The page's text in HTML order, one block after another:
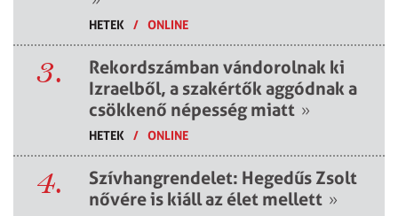
HETEK / ONLINE
3.
Rekordszámban vándorolnak ki
Izraelből, a szakértők aggódnak a
csökkenő népesség miatt »
HETEK / ONLINE
4.
Szívhangrendelet: Hegedűs Zsolt
nővére is kiáll az élet mellett »